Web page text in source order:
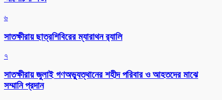
৬
সাতক্ষীরায় ছাত্রশিবিরের ম্যারাথন র‌্যালি
৭
সাতক্ষীরায় জুলাই গণঅভ্যুত্থানের শহীদ পরিবার ও আহতদের মাঝে
সম্মানি প্রদান